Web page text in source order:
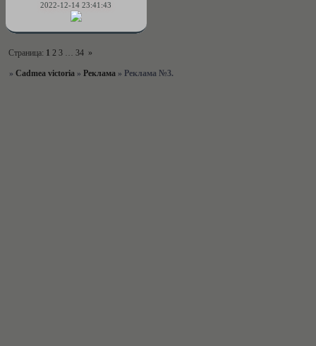
2022-12-14 23:41:43
Страница: 1 2 3 34 »
» Cadmea victoria » Реклама » Реклама №3.